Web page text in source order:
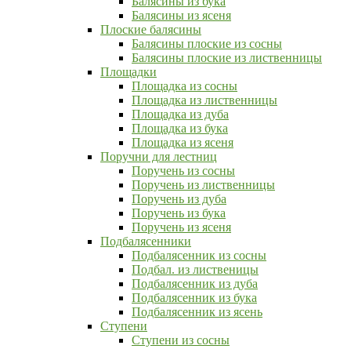
Балясины из ясеня
Плоские балясины
Балясины плоские из сосны
Балясины плоские из лиственницы
Площадки
Площадка из сосны
Площадка из лиственницы
Площадка из дуба
Площадка из бука
Площадка из ясеня
Поручни для лестниц
Поручень из сосны
Поручень из лиственницы
Поручень из дуба
Поручень из бука
Поручень из ясеня
Подбалясенники
Подбалясенник из сосны
Подбал. из лиственицы
Подбалясенник из дуба
Подбалясенник из бука
Подбалясенник из ясень
Ступени
Ступени из сосны